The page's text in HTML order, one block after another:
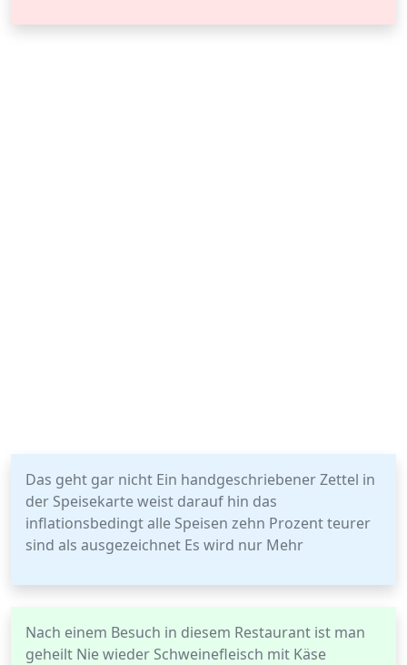
Das geht gar nicht Ein handgeschriebener Zettel in
der Speisekarte weist darauf hin das
inflationsbedingt alle Speisen zehn Prozent teurer
sind als ausgezeichnet Es wird nur Mehr
Nach einem Besuch in diesem Restaurant ist man
geheilt Nie wieder Schweinefleisch mit Käse